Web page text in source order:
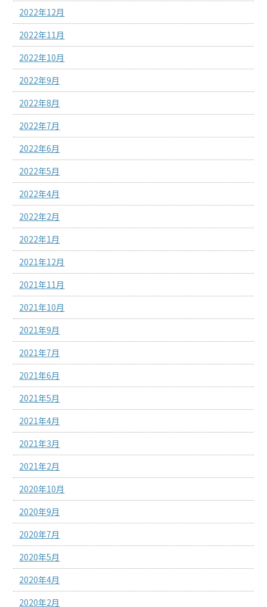
2022年12月
2022年11月
2022年10月
2022年9月
2022年8月
2022年7月
2022年6月
2022年5月
2022年4月
2022年2月
2022年1月
2021年12月
2021年11月
2021年10月
2021年9月
2021年7月
2021年6月
2021年5月
2021年4月
2021年3月
2021年2月
2020年10月
2020年9月
2020年7月
2020年5月
2020年4月
2020年2月